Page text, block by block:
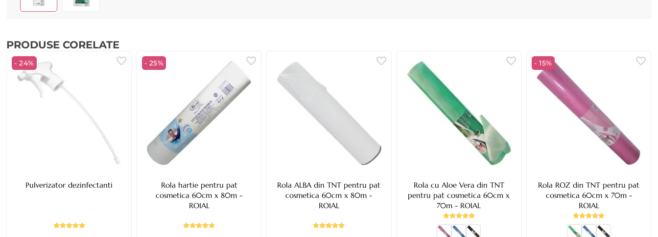
PRODUSE CORELATE
- 24%
Pulverizator dezinfectanti
- 25%
Rola hartie pentru pat
cosmetica 60cm x 80m -
ROIAL
Rola ALBA din TNT pentru pat
cosmetica 60cm x 80m -
ROIAL
Rola cu Aloe Vera din TNT
pentru pat cosmetica 60cm x
70m - ROIAL
- 15%
Rola ROZ din TNT pentru pat
cosmetica 60cm x 70m -
ROIAL